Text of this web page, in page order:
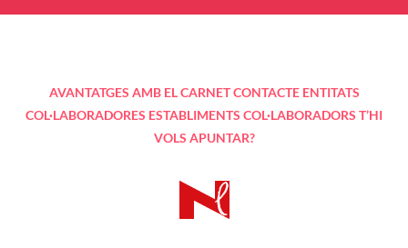
AVANTATGES AMB EL CARNET CONTACTE ENTITATS
COL·LABORADORES ESTABLIMENTS COL·LABORADORS T’HI
VOLS APUNTAR?